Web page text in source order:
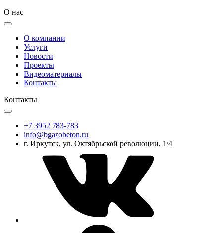
О нас
О компании
Услуги
Новости
Проекты
Видеоматериалы
Контакты
Контакты
+7 3952 783-783
info@bgazobeton.ru
г. Иркутск, ул. Октябрьской революции, 1/4